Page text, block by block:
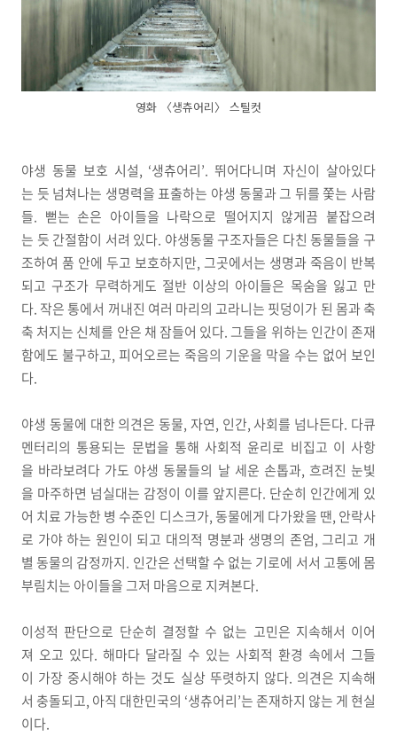
영화 〈생츄어리〉 스틸컷
야생 동물 보호 시설, ‘생츄어리’. 뛰어다니며 자신이 살아있다
는 듯 넘쳐나는 생명력을 표출하는 야생 동물과 그 뒤를 쫓는 사람
들. 뻗는 손은 아이들을 나락으로 떨어지지 않게끔 붙잡으려
는 듯 간절함이 서려 있다. 야생동물 구조자들은 다친 동물들을 구
조하여 품 안에 두고 보호하지만, 그곳에서는 생명과 죽음이 반복
되고 구조가 무력하게도 절반 이상의 아이들은 목숨을 잃고 만
다. 작은 통에서 꺼내진 여러 마리의 고라니는 핏덩이가 된 몸과 축
축 처지는 신체를 안은 채 잠들어 있다. 그들을 위하는 인간이 존재
함에도 불구하고, 피어오르는 죽음의 기운을 막을 수는 없어 보인
다.
야생 동물에 대한 의견은 동물, 자연, 인간, 사회를 넘나든다. 다큐
멘터리의 통용되는 문법을 통해 사회적 윤리로 비집고 이 사항
을 바라보려다 가도 야생 동물들의 날 세운 손톱과, 흐려진 눈빛
을 마주하면 넘실대는 감정이 이를 앞지른다. 단순히 인간에게 있
어 치료 가능한 병 수준인 디스크가, 동물에게 다가왔을 땐, 안락사
로 가야 하는 원인이 되고 대의적 명분과 생명의 존엄, 그리고 개
별 동물의 감정까지. 인간은 선택할 수 없는 기로에 서서 고통에 몸
부림치는 아이들을 그저 마음으로 지켜본다.
이성적 판단으로 단순히 결정할 수 없는 고민은 지속해서 이어
져 오고 있다. 해마다 달라질 수 있는 사회적 환경 속에서 그들
이 가장 중시해야 하는 것도 실상 뚜렷하지 않다. 의견은 지속해
서 충돌되고, 아직 대한민국의 ‘생츄어리’는 존재하지 않는 게 현실
이다.